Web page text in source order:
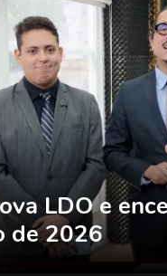
LDO e
de 2026